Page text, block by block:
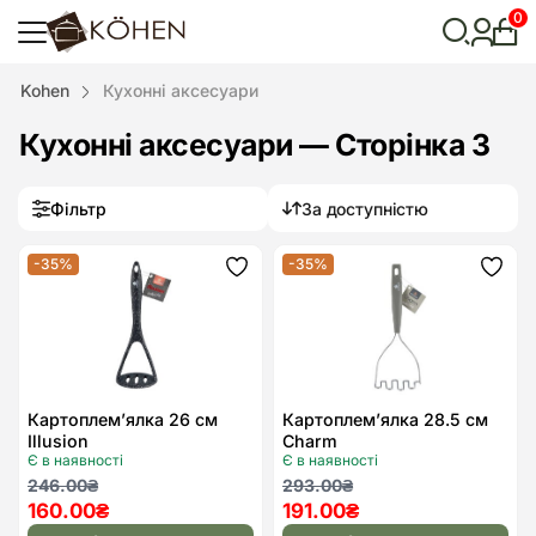
0
Kohen Кухонні аксесуари
Кухонні аксесуари — Сторінка 3
Фільтр За доступністю
-35% Додати
Картоплем’ялка 26 см
Illusion
Є в наявності
246.00₴
Оригінальна
ціна:
160.00₴
Поточна
ціна:
-35%
Картоплем’ялка 28.5 см
Charm
Є в наявності
293.00₴
Оригінальна
ціна:
191.00₴
Поточна
ціна: